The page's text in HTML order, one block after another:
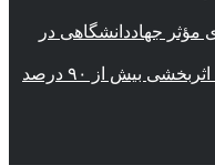
مؤثر جهاددانشگاهی در
بیش از ۹۰ درصد